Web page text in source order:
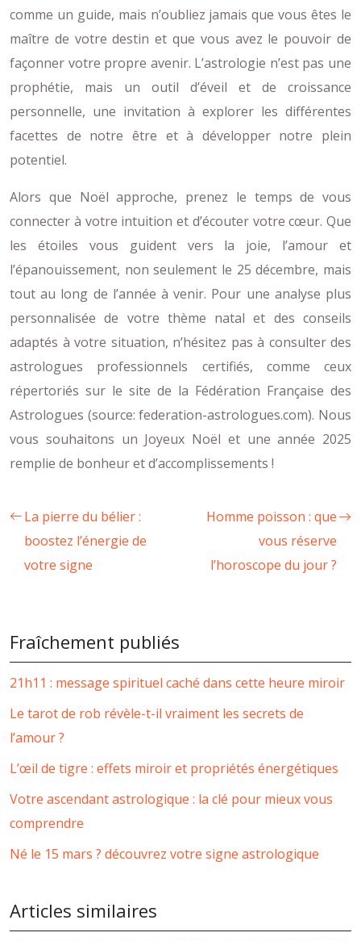
comme un guide, mais n’oubliez jamais que vous êtes le
maître de votre destin et que vous avez le pouvoir de
façonner votre propre avenir. L’astrologie n’est pas une
prophétie, mais un outil d’éveil et de croissance
personnelle, une invitation à explorer les différentes
facettes de notre être et à développer notre plein
potentiel.
Alors que Noël approche, prenez le temps de vous
connecter à votre intuition et d’écouter votre cœur. Que
les étoiles vous guident vers la joie, l’amour et
l’épanouissement, non seulement le 25 décembre, mais
tout au long de l’année à venir. Pour une analyse plus
personnalisée de votre thème natal et des conseils
adaptés à votre situation, n’hésitez pas à consulter des
astrologues professionnels certifiés, comme ceux
répertoriés sur le site de la Fédération Française des
Astrologues (source: federation-astrologues.com). Nous
vous souhaitons un Joyeux Noël et une année 2025
remplie de bonheur et d’accomplissements !
La pierre du bélier :
boostez l’énergie de
votre signe
Homme poisson : que
vous réserve
l’horoscope du jour ?
Fraîchement publiés
21h11 : message spirituel caché dans cette heure miroir
Le tarot de rob révèle-t-il vraiment les secrets de
l’amour ?
L’œil de tigre : effets miroir et propriétés énergétiques
Votre ascendant astrologique : la clé pour mieux vous
comprendre
Né le 15 mars ? découvrez votre signe astrologique
Articles similaires